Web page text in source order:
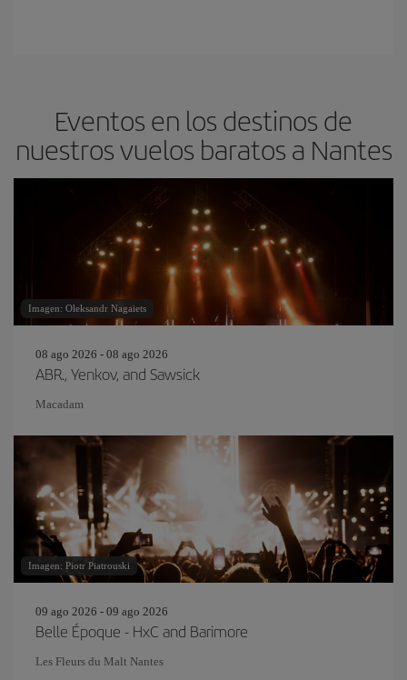
Eventos en los destinos de
nuestros vuelos baratos a Nantes
Imagen: Oleksandr Nagaiets
08 ago 2026 - 08 ago 2026
ABR., Yenkov, and Sawsick
Macadam
Imagen: Piotr Piatrouski
09 ago 2026 - 09 ago 2026
Belle Époque - HxC and Barimore
Les Fleurs du Malt Nantes